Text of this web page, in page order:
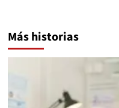
Más historias